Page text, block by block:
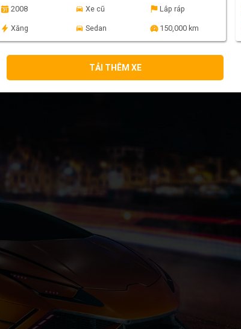
2008 Xe cũ Lắp ráp
Xăng Sedan 150,000 km
TẢI THÊM XE